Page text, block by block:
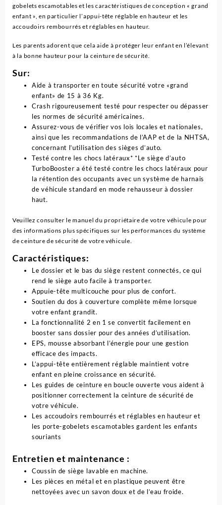
gobelets escamotables et les caractéristiques de conception « grand
enfant », en particulier l’appui-tête réglable en hauteur et les
accoudoirs rembourrés et réglables en hauteur.
Les parents adorent que cela aide à protéger leur enfant en l’élevant
à la bonne hauteur pour la ceinture de sécurité.
Sur:
Aide à transporter en toute sécurité votre «grand
enfant» de 15 à 36 Kg.
Crash rigoureusement testé pour respecter ou dépasser
les normes de sécurité américaines.
Assurez-vous de vérifier vos lois locales et nationales,
ainsi que les recommandations de l’AAP et de la NHTSA,
concernant l’utilisation des sièges d’auto.
Testé contre les chocs latéraux* *Le siège d’auto
TurboBooster a été testé contre les chocs latéraux pour
la rétention des occupants avec un système de harnais
de véhicule standard en mode rehausseur à dossier
haut.
Veuillez consulter le manuel du propriétaire de votre véhicule pour
des informations plus spécifiques sur les performances du système
de ceinture de sécurité de votre véhicule.
Caractéristiques:
Le dossier et le bas du siège restent connectés, ce qui
rend le siège auto facile à transporter.
Appuie-tête multicouche pour plus de confort.
Soutien du dos à couverture complète même lorsque
votre enfant grandit.
La fonctionnalité 2 en 1 se convertit facilement en
booster sans dossier pour des années d’utilisation.
EPS, mousse absorbant l’énergie pour une gestion
efficace des impacts.
L’appui-tête entièrement réglable maintient votre
enfant en pleine croissance en sécurité.
Les guides de ceinture en boucle ouverte vous aident à
positionner correctement la ceinture de sécurité de
votre véhicule.
Les accoudoirs rembourrés et réglables en hauteur et
les porte-gobelets escamotables gardent les enfants
souriants
Entretien et maintenance :
Coussin de siège lavable en machine.
Les pièces en métal et en plastique peuvent être
nettoyées avec un savon doux et de l’eau froide.